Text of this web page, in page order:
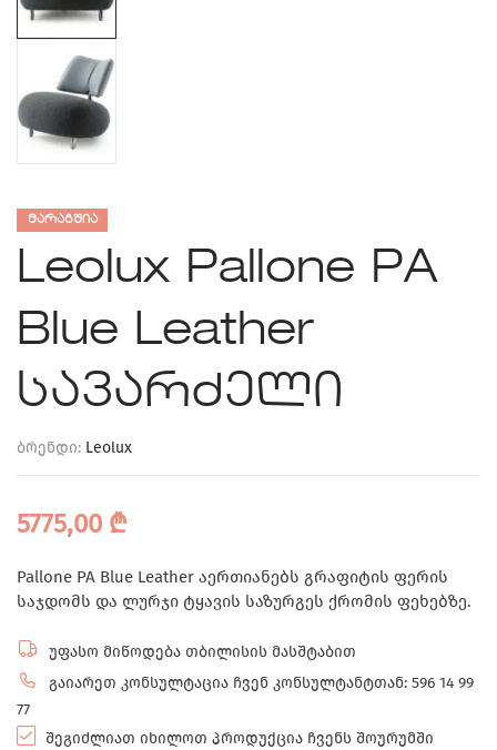
ᲛᲐᲠᲐᲒᲨᲘᲐ
Leolux Pallone PA
Blue Leather
სავარძელი
ბრენდი: Leolux
5775,00 ₾
Pallone PA Blue Leather აერთიანებს გრაფიტის ფერის
საჯდომს და ლურჯი ტყავის საზურგეს ქრომის ფეხებზე.
უფასო მიწოდება თბილისის მასშტაბით
გაიარეთ კონსულტაცია ჩვენ კონსულტანტთან: 596 14 99
77
შეგიძლიათ იხილოთ პროდუქცია ჩვენს შოურუმში